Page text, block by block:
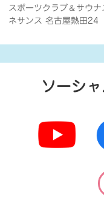
スポーツクラブ ＆ サウナ
ネサンス 名古屋熱田24
ソーシ